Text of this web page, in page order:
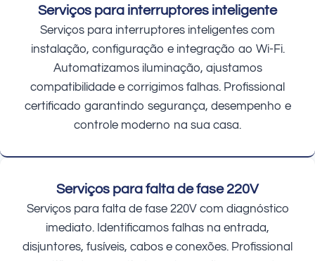
Serviços para interruptores inteligente
Serviços para interruptores inteligentes com
instalação, configuração e integração ao Wi-Fi.
Automatizamos iluminação, ajustamos
compatibilidade e corrigimos falhas. Profissional
certificado garantindo segurança, desempenho e
controle moderno na sua casa.
Serviços para falta de fase 220V
Serviços para falta de fase 220V com diagnóstico
imediato. Identificamos falhas na entrada,
disjuntores, fusíveis, cabos e conexões. Profissional